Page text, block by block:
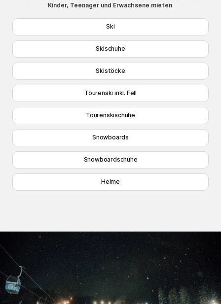
Kinder, Teenager und Erwachsene mieten:
Ski
Skischuhe
Skistöcke
Tourenski inkl. Fell
Tourenskischuhe
Snowboards
Snowboardschuhe
Helme